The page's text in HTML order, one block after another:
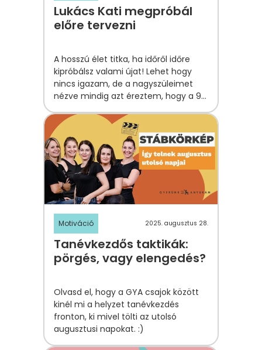
Lukács Kati megpróbál
előre tervezni
A hosszú élet titka, ha időről időre
kipróbálsz valami újat! Lehet hogy
nincs igazam, de a nagyszüleimet
nézve mindig azt éreztem, hogy a 90
volt.
Motiváció 2025. augusztus 28.
Tanévkezdős taktikák:
pörgés, vagy elengedés?
Olvasd el, hogy a GYA csajok között
kinél mi a helyzet tanévkezdés
fronton, ki mivel tölti az utolsó
augusztusi napokat. :)